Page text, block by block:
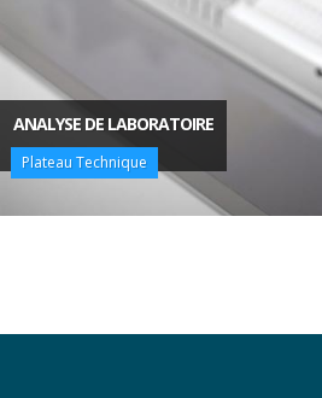
ANALYSE DE LABORATOIRE
Plateau Technique